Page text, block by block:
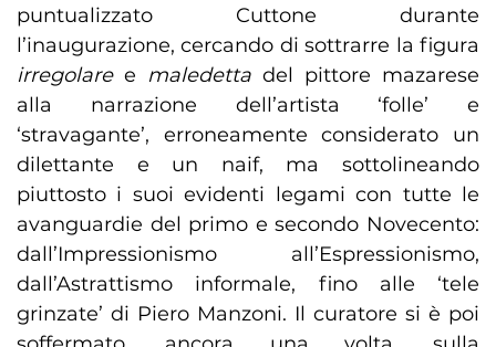
puntualizzato Cuttone durante
l’inaugurazione, cercando di sottrarre la figura
irregolaree maledetta del pittore mazarese
alla narrazione dell’artista ‘folle’ e
‘stravagante’, erroneamente considerato un
dilettante e un naif, ma sottolineando
piuttosto i suoi evidenti legami con tutte le
avanguardie del primo e secondo Novecento:
dall’Impressionismo all’Espressionismo,
dall’Astrattismo informale, fino alle ‘tele
grinzate’ di Piero Manzoni. Il curatore si è poi